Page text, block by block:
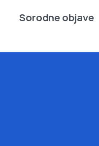
Sorodne objave